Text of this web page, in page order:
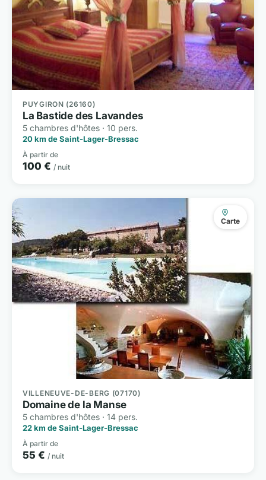
PUYGIRON (26160)
La Bastide des Lavandes
5 chambres d'hôtes · 10 pers.
20 km de Saint-Lager-Bressac
À partir de
100 € / nuit
Carte
VILLENEUVE-DE-BERG (07170)
Domaine de la Manse
5 chambres d'hôtes · 14 pers.
22 km de Saint-Lager-Bressac
À partir de
55 € / nuit